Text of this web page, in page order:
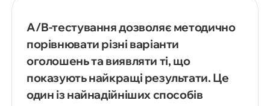
A/B-тестування дозволяє методично
порівнювати різні варіанти
оголошень та виявляти ті, що
показують найкращі результати. Це
один із найнадійніших способів